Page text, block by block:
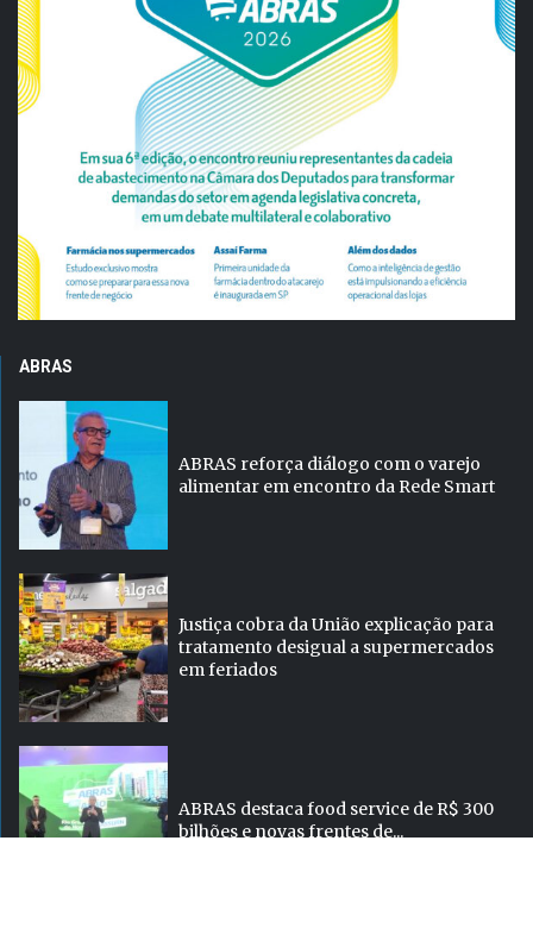
ABRAS
ABRAS reforça diálogo com o varejo
alimentar em encontro da Rede Smart
Justiça cobra da União explicação para
tratamento desigual a supermercados
em feriados
ABRAS destaca food service de R$ 300
bilhões e novas frentes de...